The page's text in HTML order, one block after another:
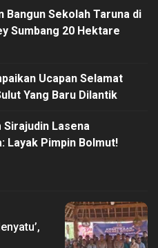
Bangun Sekolah Taruna di
Sumbang 20 Hektare
Ucapan Selamat
Yang Baru Dilantik
Lasena
Layak Pimpin Bolmut!